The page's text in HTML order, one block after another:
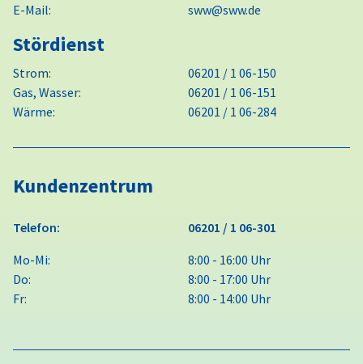
E-Mail:
sww@sww.de
Stördienst
Strom:
06201 / 1 06-150
Gas, Wasser:
06201 / 1 06-151
Wärme:
06201 / 1 06-284
Kundenzentrum
Telefon:
06201 / 1 06-301
Mo-Mi:
8:00 - 16:00 Uhr
Do:
8:00 - 17:00 Uhr
Fr:
8:00 - 14:00 Uhr